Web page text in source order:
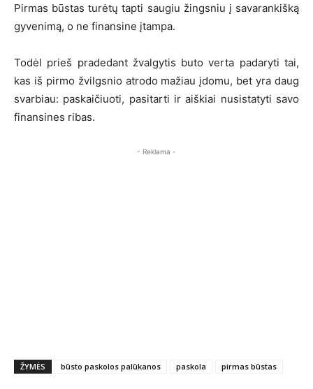
Pirmas būstas turėtų tapti saugiu žingsniu į savarankišką
gyvenimą, o ne finansine įtampa.
Todėl prieš pradedant žvalgytis buto verta padaryti tai,
kas iš pirmo žvilgsnio atrodo mažiau įdomu, bet yra daug
svarbiau: paskaičiuoti, pasitarti ir aiškiai nusistatyti savo
finansines ribas.
- Reklama -
ŽYMĖS būsto paskolos palūkanos paskola pirmas būstas